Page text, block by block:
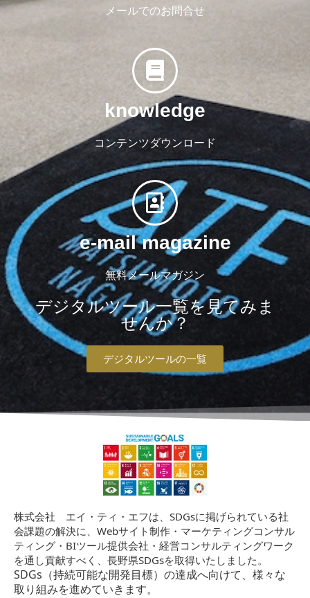
メールでのお問合せ
knowledge
コンテンツダウンロード
e-mail magazine
無料メールマガジン
デジタルツール一覧を見てみま
せんか？
デジタルツールの一覧
株式会社 エイ・ティ・エフは、SDGsに掲げられている社
会課題の解決に、Webサイト制作・マーケティングコンサル
ティング・BIツール提供会社・経営コンサルティングワーク
を通し貢献すべく、長野県SDGsを取得いたしました。
SDGs（持続可能な開発目標）の達成へ向けて、様々な
取り組みを進めていきます。